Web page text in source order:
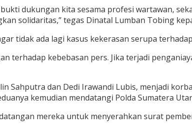
dukungan kita sesama profesi wartawan,
solidaritas,” tegas Dinatal Lumban Tobing
tidak ada lagi kasus kekerasan serupa
terhadap kebebasan pers. Jika terjadi
Sahputra dan Dedi Irawandi Lubis, menjadi
kemudian mendatangi Polda Sumatera
mereka untuk menyerahkan surat